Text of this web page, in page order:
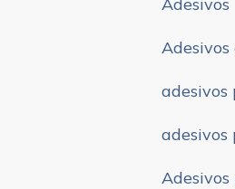
adesivos
adesivos